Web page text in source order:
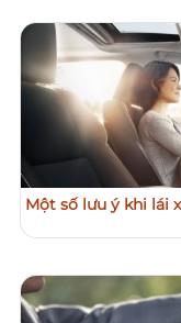
Một số lưu ý khi lái